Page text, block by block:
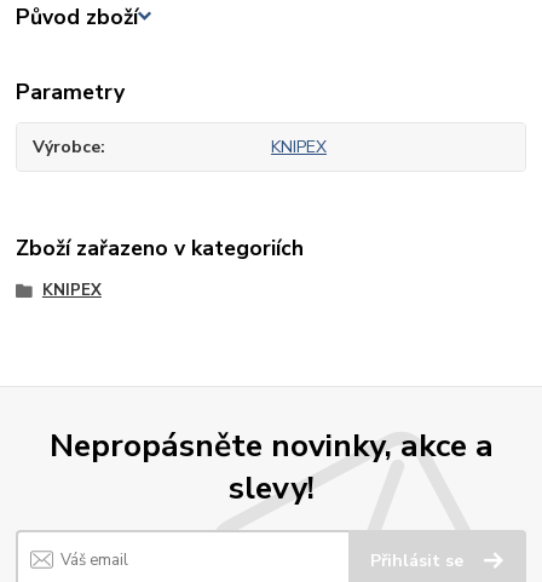
Původ zboží
Parametry
Výrobce KNIPEX
Zboží zařazeno v kategoriích
KNIPEX
Nepropásněte novinky, akce a
slevy!
Přihlásit se